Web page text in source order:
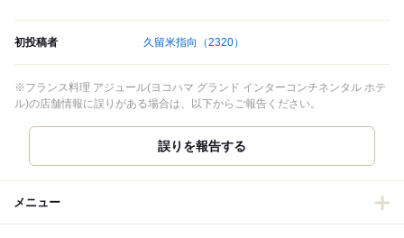
初投稿者 久留米指向 （2320）
※フランス料理 アジュール(ヨコハマ グランド インターコンチネンタル ホテ
ル)の店舗情報に誤りがある場合は、以下からご報告ください。
誤りを報告する
メニュー